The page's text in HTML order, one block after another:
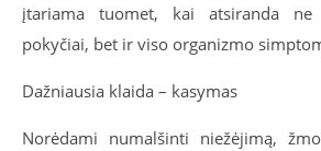
įtariama tuomet, kai atsiranda
pokyčiai, bet ir viso organizmo
Dažniausia klaida – kasymas
Norėdami numalšinti niežėjimą,